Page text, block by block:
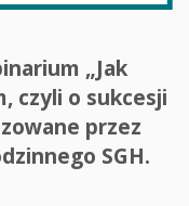
„Jak
czyli o sukcesji
przez
SGH.